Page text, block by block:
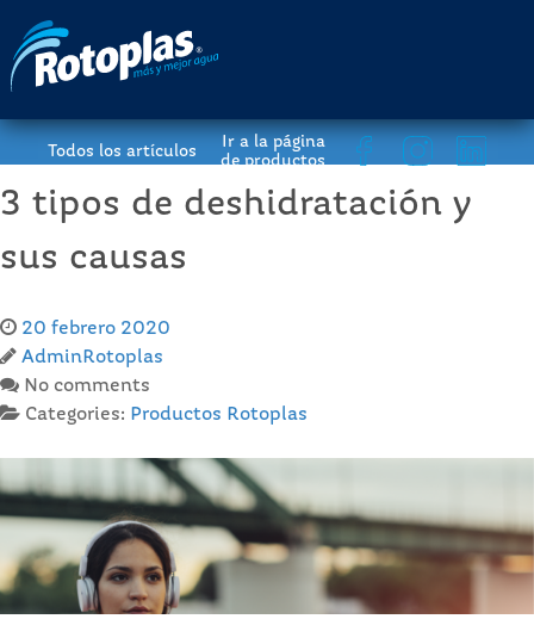
Todos los artículos
Ir a la página
de productos
3 tipos de deshidratación y
sus causas
20 febrero 2020
AdminRotoplas
No comments
Categories: Productos Rotoplas